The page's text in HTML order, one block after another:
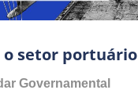
o setor portuário
Governamental